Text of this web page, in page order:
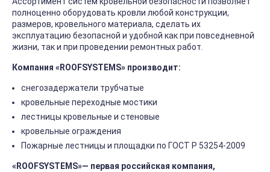
полноценно оборудовать кровли любой конструкции,
размеров, кровельного материала, сделать их
эксплуатацию безопасной и удобной как при повседневной
жизни, так и при проведении ремонтных работ.
Компания «ROOFSYSTEMS» производит:
снегозадержатели трубчатые
кровельные переходные мостики
лестницы кровельные и стеновые
кровельные ограждения
Пожарные лестницы и площадки по ГОСТ Р 53254-2009
«ROOFSYSTEMS»— первая российская компания,